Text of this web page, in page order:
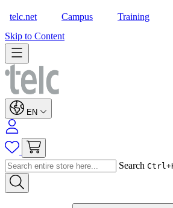
telc.net Campus Training
Skip to Content
EN
Search